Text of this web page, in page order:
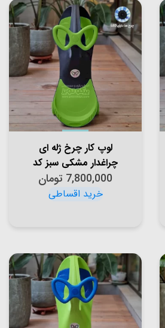
لوپ کار چرخ ژله ای
چراغدار مشکی سبز کد
PCH1830
7,800,000 تومان